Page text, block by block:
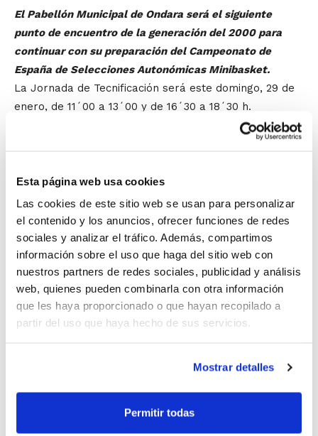
Esta página web usa cookies
Las cookies de este sitio web se usan para personalizar
el contenido y los anuncios, ofrecer funciones de redes
sociales y analizar el tráfico. Además, compartimos
información sobre el uso que haga del sitio web con
nuestros partners de redes sociales, publicidad y análisis
web, quienes pueden combinarla con otra información
que les haya proporcionado o que hayan recopilado a
partir del uso que haya hecho de sus servicios.
Mostrar detalles
Permitir todas
El Pabellón Municipal de Ondara será el siguiente
punto de encuentro de la generación del 2000 para
continuar con su preparación del Campeonato de
España de Selecciones Autonómicas Minibasket.
La Jornada de Tecnificación será este domingo, 29 de
enero, de 11´00 a 13´00 y de 16´30 a 18´30 h.
Después de esta cita, los alevines tendrán
entrar ya en un mes de marzo intensivo,
en el que se realizarán tres
concentraciones y se participará en un
Torneo de Selecciones ante Cataluña,
Aragón e Islas Baleares.